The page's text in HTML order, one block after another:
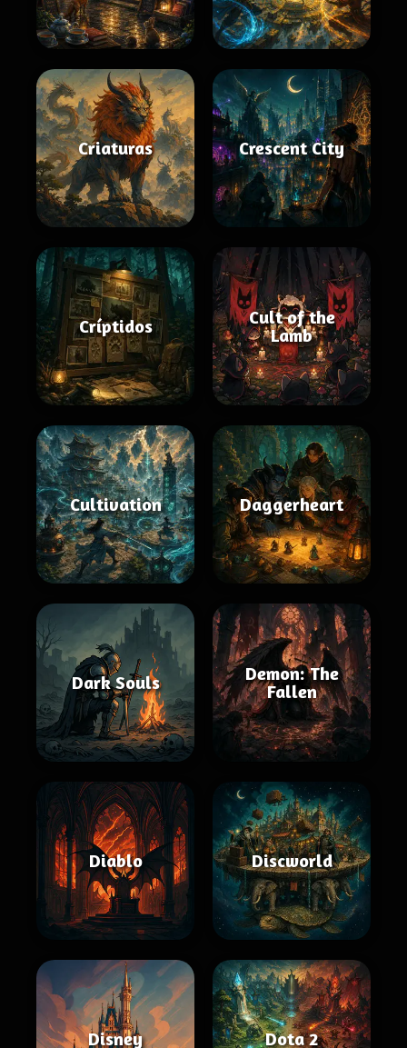
Criaturas Crescent City
Críptidos
Cult of the
Lamb
Cultivation Daggerheart
Dark Souls
Demon: The
Fallen
Diablo Discworld
Disney Dota 2